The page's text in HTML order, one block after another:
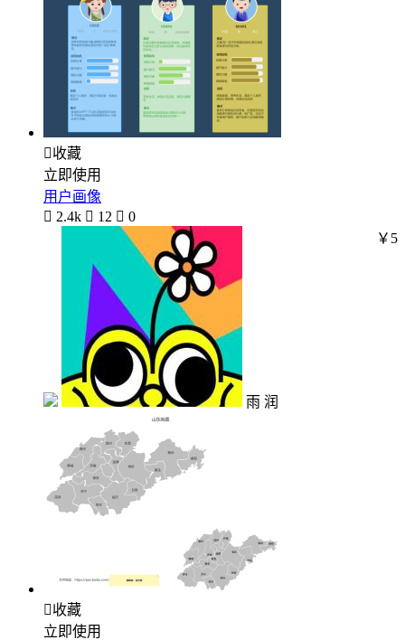
收藏
立即使用
用户画像
 2.4k  12  0
雨 润
￥5
收藏
立即使用